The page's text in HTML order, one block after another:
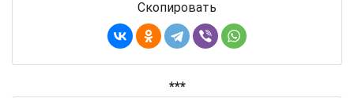
Скопировать
***